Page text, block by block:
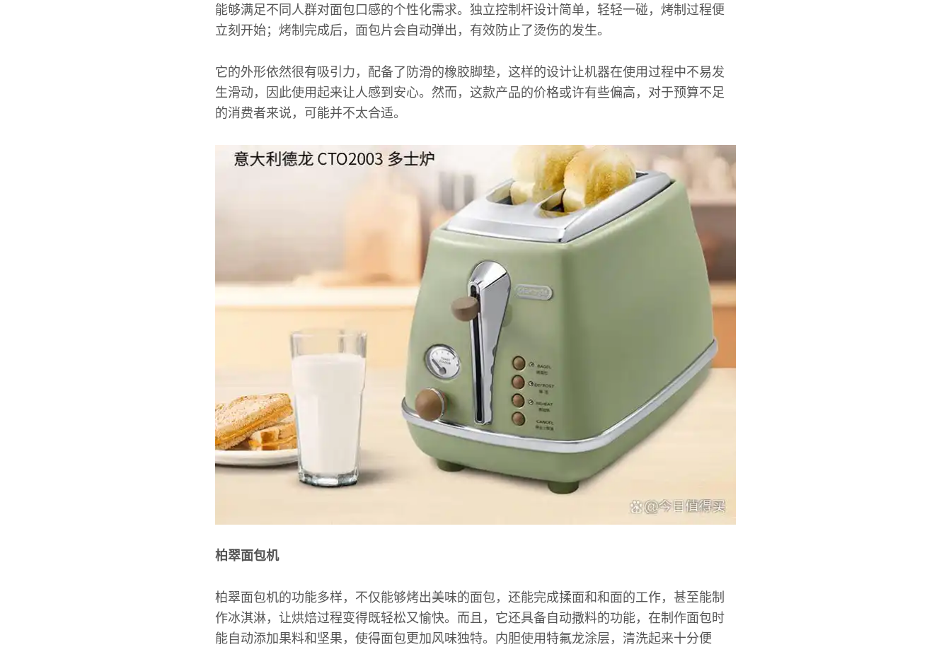
能够满足不同人群对面包口感的个性化需求。独立控制杆设计简单，轻轻一碰，烤制过程便
立刻开始；烤制完成后，面包片会自动弹出，有效防止了烫伤的发生。
它的外形依然很有吸引力，配备了防滑的橡胶脚垫，这样的设计让机器在使用过程中不易发
生滑动，因此使用起来让人感到安心。然而，这款产品的价格或许有些偏高，对于预算不足
的消费者来说，可能并不太合适。
柏翠面包机
柏翠面包机的功能多样，不仅能够烤出美味的面包，还能完成揉面和和面的工作，甚至能制
作冰淇淋，让烘焙过程变得既轻松又愉快。而且，它还具备自动撒料的功能，在制作面包时
能自动添加果料和坚果，使得面包更加风味独特。内胆使用特氟龙涂层，清洗起来十分便